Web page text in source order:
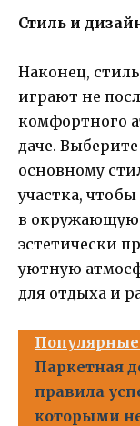
Стиль и
Наконец,
играют не
комфортного
даче.
основному
участка,
в окружающую
эстетически
уютную
для отдыха и
Популярные
Паркетная
правила
которыми